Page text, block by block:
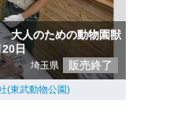
人のための動物園獣
日
埼玉県 販売終了
(東武動物公園)